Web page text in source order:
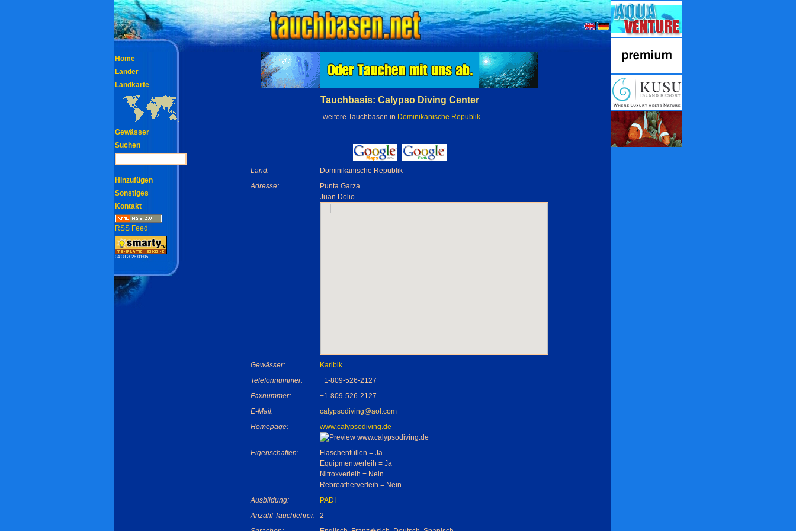
Tauchbasis: Calypso Diving Center
weitere Tauchbasen in Dominikanische Republik
Land:
Dominikanische Republik
Adresse:
Punta Garza
Juan Dolio
Gewässer:
Karibik
Telefonnummer:
+1-809-526-2127
Faxnummer:
+1-809-526-2127
E-Mail:
calypsodiving@aol.com
Homepage:
www.calypsodiving.de
Eigenschaften:
Flaschenfüllen = Ja
Equipmentverleih = Ja
Nitroxverleih = Nein
Rebreatherverleih = Nein
Ausbildung:
PADI
Anzahl Tauchlehrer: 2
Home
Länder
Landkarte
Gewässer
Suchen
Hinzufügen
Sonstiges
Kontakt
RSS Feed
04.08.2026 01:05